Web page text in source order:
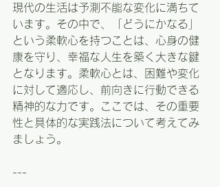
現代の生活は予測不能な変化に満ちて
います。その中で、「どうにかなる」
という柔軟心を持つことは、心身の健
康を守り、幸福な人生を築く大きな鍵
となります。柔軟心とは、困難や変化
に対して適応し、前向きに行動できる
精神的な力です。ここでは、その重要
性と具体的な実践法について考えてみ
ましょう。
---